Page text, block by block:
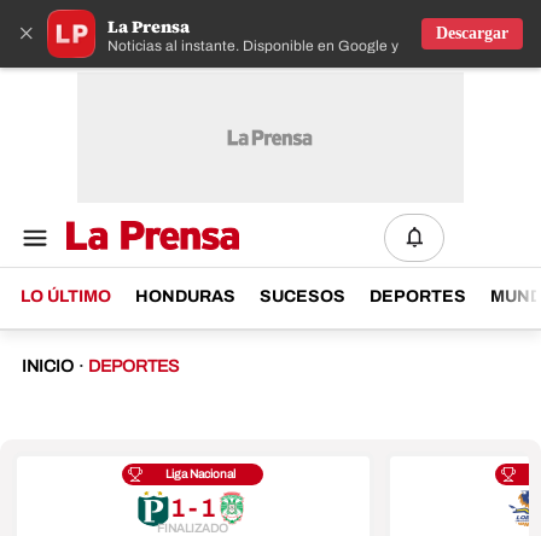
× La Prensa
Noticias al instante. Disponible en Google y IOS
Descargar
LO ÚLTIMO HONDURAS SUCESOS DEPORTES
INICIO · DEPORTES
Liga Nacional
1 - 1
FINALIZADO